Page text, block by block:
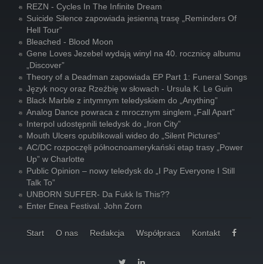
REZN - Cycles In The Infinite Dream
Suicide Silence zapowiada jesienną trasę „Reminders Of
Hell Tour”
Bleached - Blood Moon
Gene Loves Jezebel wydają winyl na 40. rocznicę albumu
„Discover”
Theory of a Deadman zapowiada EP Part 1: Funeral Songs
Język nocy oraz Rzeźbię w słowach - Ursula K. Le Guin
Black Marble z intymnym teledyskiem do „Anything”
Analog Dance powraca z mrocznym singlem „Fall Apart”
Interpol udostępnili teledysk do „Iron City”
Mouth Ulcers opublikowali wideo do „Silent Pictures”
AC/DC rozpoczęli północnoamerykański etap trasy „Power
Up” w Charlotte
Public Opinion – nowy teledysk do „I Pay Everyone I Still
Talk To”
UNBORN SUFFER- Da Fukk Is This??
Enter Enea Festival. John Zorn
Start O nas Redakcja Współpraca Kontakt